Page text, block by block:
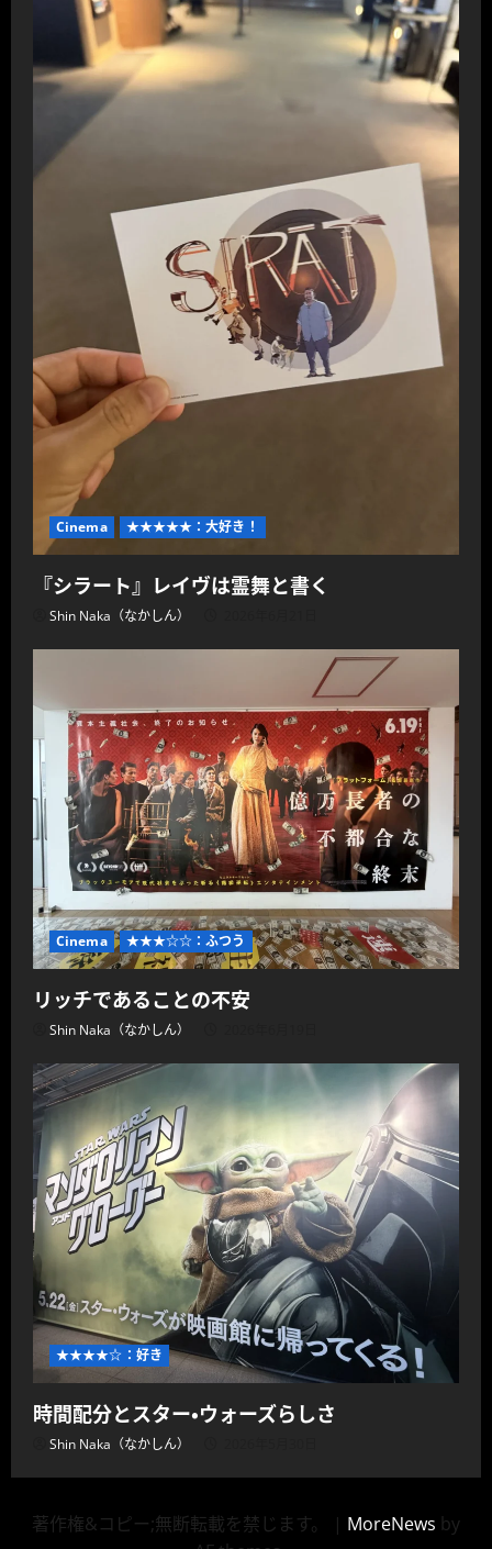
Cinema ★★★★★：大好き！
『シラート』レイヴは霊舞と書く
Shin Naka（なかしん）
Cinema ★★★☆☆：ふつう
リッチであることの不安
Shin Naka（なかしん）
★★★★☆：好き
時間配分とスター・ウォーズらしさ
Shin Naka（なかしん）
著作権&コピー;無断転載を禁じます。 | MoreNews by